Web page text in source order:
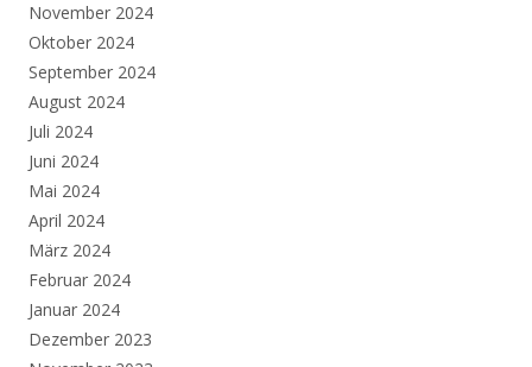
November 2024
Oktober 2024
September 2024
August 2024
Juli 2024
Juni 2024
Mai 2024
April 2024
März 2024
Februar 2024
Januar 2024
Dezember 2023